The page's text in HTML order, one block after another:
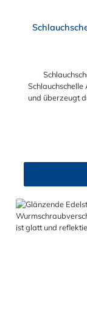
und überzeugt
hat einen
Eisenbahn